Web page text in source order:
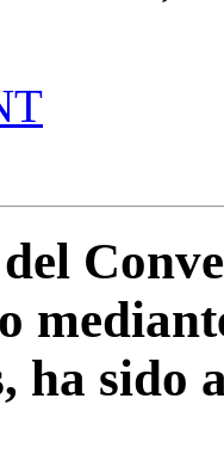
ha sido